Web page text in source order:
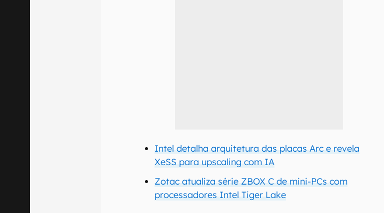
Intel detalha arquitetura das placas Arc e revela
XeSS para upscaling com IA
Zotac atualiza série ZBOX C de mini-PCs com
processadores Intel Tiger Lake